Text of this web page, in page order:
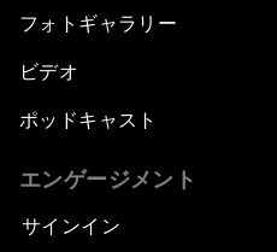
フォトギャラリー
ビデオ
ポッドキャスト
エンゲージメント
サインイン